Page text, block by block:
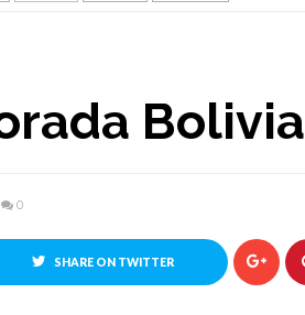
Bolivia
0
SHARE ON TWITTER